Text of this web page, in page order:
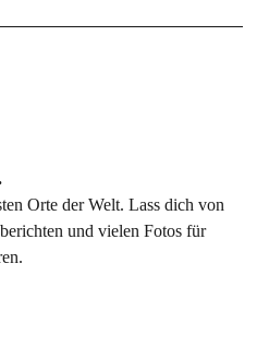
Orte der Welt. Lass dich von
und vielen Fotos für